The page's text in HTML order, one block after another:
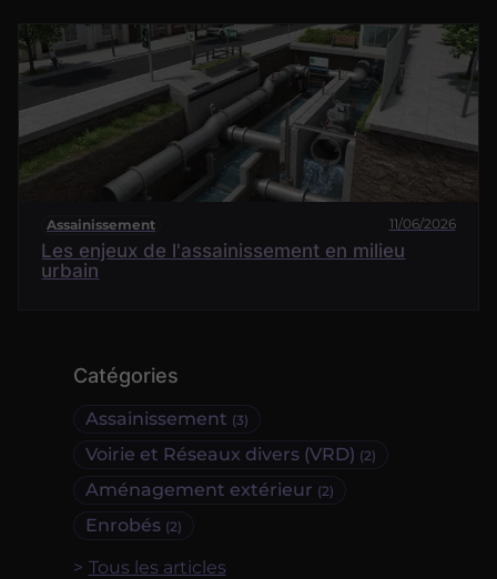
Catégories
Assainissement (3)
Voirie et Réseaux divers (VRD) (2)
Aménagement extérieur (2)
Enrobés (2)
Tous les articles
Assainissement 11/06/2026
Les enjeux de l'assainissement en milieu
urbain